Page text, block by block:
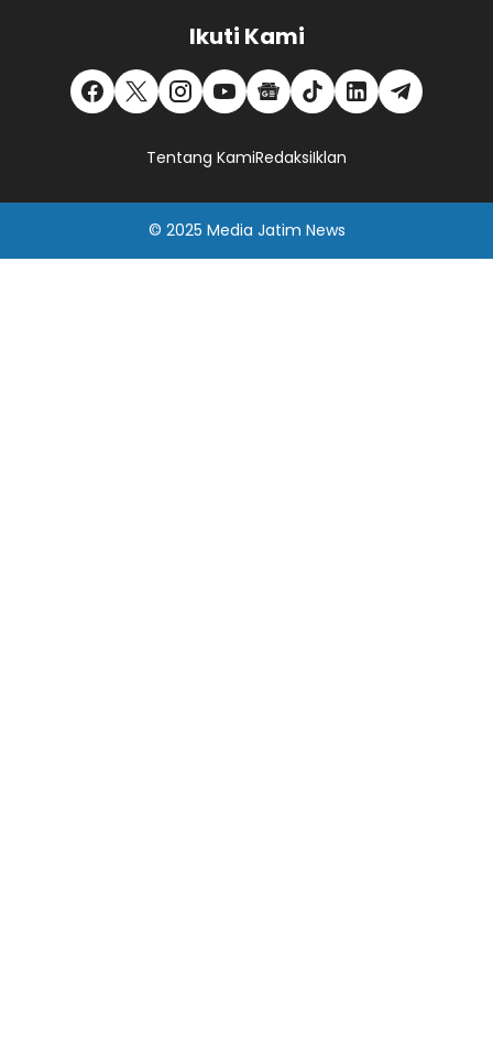
Ikuti Kami
Tentang KamiRedaksiIklan
© 2025 Media Jatim News